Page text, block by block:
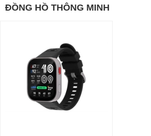
ĐỒNG HỒ THÔNG MINH